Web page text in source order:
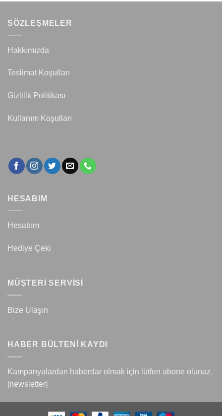
SÖZLEŞMELER
Hakkımızda
Teslimat Koşulları
Gizlilik Politikası
Kullanım Koşulları
HESABIM
Hesabım
Hediye Çeki
MÜŞTERİ SERVİSİ
Bize Ulaşın
HABER BÜLTENİ KAYDI
Kampanyalardan haberdar olmak için lütfen abone olunuz.
[newsletter]